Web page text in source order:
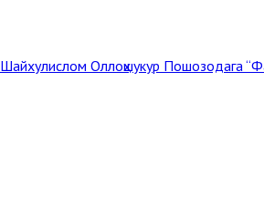
Шайхулислом Оллоҳшукур Пошозодага